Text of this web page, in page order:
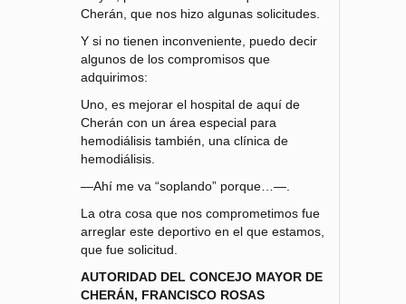
Cherán, que nos hizo algunas solicitudes.
Y si no tienen inconveniente, puedo decir
algunos de los compromisos que
adquirimos:
Uno, es mejorar el hospital de aquí de
Cherán con un área especial para
hemodiálisis también, una clínica de
hemodiálisis.
—Ahí me va “soplando” porque…—.
La otra cosa que nos comprometimos fue
arreglar este deportivo en el que estamos,
que fue solicitud.
AUTORIDAD DEL CONCEJO MAYOR DE
CHERÁN, FRANCISCO ROSAS